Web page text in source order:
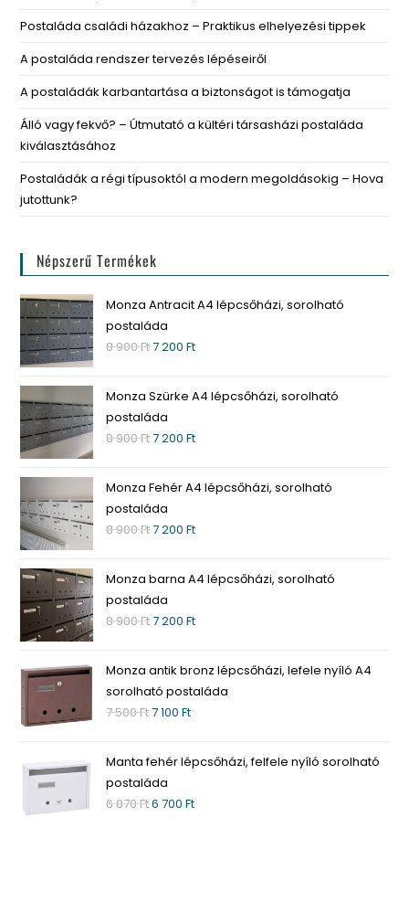
Postaláda családi házakhoz – Praktikus elhelyezési tippek
A postaláda rendszer tervezés lépéseiről
A postaládák karbantartása a biztonságot is támogatja
Álló vagy fekvő? – Útmutató a kültéri társasházi postaláda
kiválasztásához
Postaládák a régi típusoktól a modern megoldásokig – Hova
jutottunk?
Népszerű Termékek
Monza Antracit A4 lépcsőházi, sorolható
postaláda
8 900Ft7 200Ft
Monza Szürke A4 lépcsőházi, sorolható
postaláda
8 900Ft7 200Ft
Monza Fehér A4 lépcsőházi, sorolható
postaláda
8 900Ft7 200Ft
Monza barna A4 lépcsőházi, sorolható
postaláda
8 900Ft7 200Ft
Monza antik bronz lépcsőházi, lefele nyíló A4
sorolható postaláda
7 500Ft7 100Ft
Manta fehér lépcsőházi, felfele nyíló sorolható
postaláda
6 870Ft6 700Ft